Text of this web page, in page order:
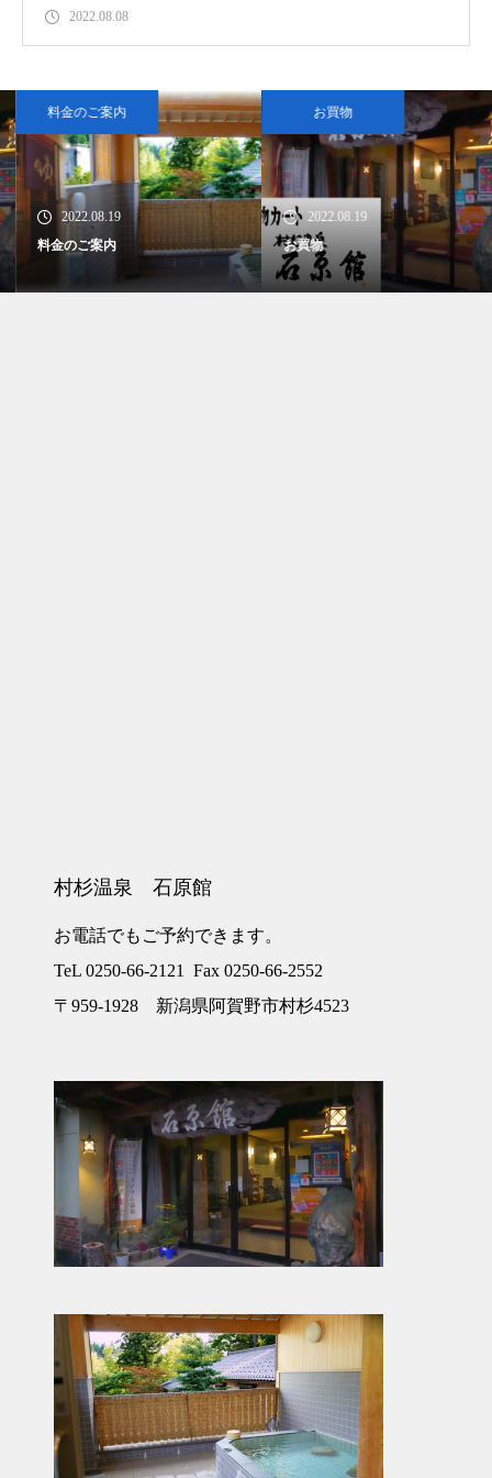
2022.08.08
料金のご案内
2022.08.19
料金のご案内
お買物
2022.08.19
お買物
村杉温泉 石原館
お電話でもご予約できます。
TeL 0250-66-2121 Fax 0250-66-2552
〒959-1928 新潟県阿賀野市村杉4523